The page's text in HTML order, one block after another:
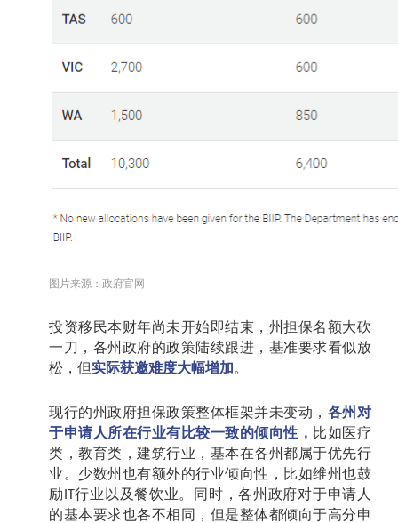
图片来源：政府官网
投资移民本财年尚未开始即结束，州担保名额大砍
一刀，各州政府的政策陆续跟进，基准要求看似放
松，但实际获邀难度大幅增加。
现行的州政府担保政策整体框架并未变动， 各州对
于申请人所在行业有比较一致的倾向性， 比如医疗
类，教育类，建筑行业，基本在各州都属于优先行
业。少数州也有额外的行业倾向性，比如维州也鼓
励
行业以及餐饮业。同时，各州政府对于申请人
的基本要求也各不相同，但是整体都倾向于高分申